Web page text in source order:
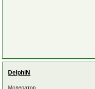
DelphiN
Модератор